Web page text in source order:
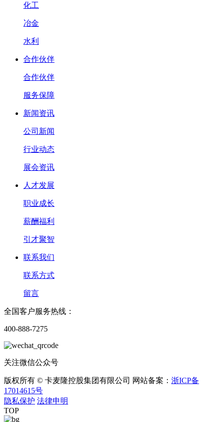
化工
冶金
水利
合作伙伴
合作伙伴
服务保障
新闻资讯
公司新闻
行业动态
展会资讯
人才发展
职业成长
薪酬福利
引才聚智
联系我们
联系方式
留言
全国客户服务热线：
400-888-7275
关注微信公众号
版权所有 © 卡麦隆控股集团有限公司 网站备案： 浙ICP备
17014615号
隐私保护 法律申明
TOP